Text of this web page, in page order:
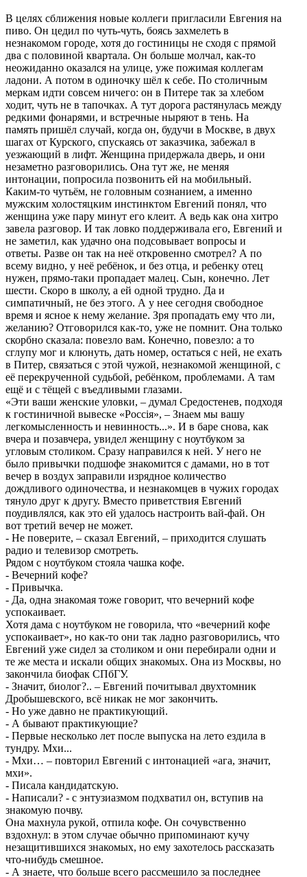
В целях сближения новые коллеги пригласили Евгения на
пиво. Он цедил по чуть-чуть, боясь захмелеть в
незнакомом городе, хотя до гостиницы не сходя с прямой
два с половиной квартала. Он больше молчал, как-то
неожиданно оказался на улице, уже пожимая коллегам
ладони. А потом в одиночку шёл к себе. По столичным
меркам идти совсем ничего: он в Питере так за хлебом
ходит, чуть не в тапочках. А тут дорога растянулась между
редкими фонарями, и встречные ныряют в тень. На
память пришёл случай, когда он, будучи в Москве, в двух
шагах от Курского, спускаясь от заказчика, забежал в
уезжающий в лифт. Женщина придержала дверь, и они
незаметно разговорились. Она тут же, не меняя
интонации, попросила позвонить ей на мобильный.
Каким-то чутьём, не головным сознанием, а именно
мужским холостяцким инстинктом Евгений понял, что
женщина уже пару минут его клеит. А ведь как она хитро
завела разговор. И так ловко поддерживала его, Евгений и
не заметил, как удачно она подсовывает вопросы и
ответы. Разве он так на неё откровенно смотрел? А по
всему видно, у неё ребёнок, и без отца, и ребенку отец
нужен, прямо-таки пропадает малец. Сын, конечно. Лет
шести. Скоро в школу, а ей одной трудно. Да и
симпатичный, не без этого. А у нее сегодня свободное
время и ясное к нему желание. Зря пропадать ему что ли,
желанию? Отговорился как-то, уже не помнит. Она только
скорбно сказала: повезло вам. Конечно, повезло: а то
сглупу мог и клюнуть, дать номер, остаться с ней, не ехать
в Питер, связаться с этой чужой, незнакомой женщиной, с
её перекрученной судьбой, ребёнком, проблемами. А там
ещё и с тёщей с въедливыми глазами.
«Эти ваши женские уловки, – думал Средостенев, подходя
к гостиничной вывеске «Россiя», – Знаем мы вашу
легкомысленность и невинность...». И в баре снова, как
вчера и позавчера, увидел женщину с ноутбуком за
угловым столиком. Сразу направился к ней. У него не
было привычки подшофе знакомится с дамами, но в тот
вечер в воздух заправили изрядное количество
дождливого одиночества, и незнакомцев в чужих городах
тянуло друг к другу. Вместо приветствия Евгений
поудивлялся, как это ей удалось настроить вай-фай. Он
вот третий вечер не может.
- Не поверите, – сказал Евгений, – приходится слушать
радио и телевизор смотреть.
Рядом с ноутбуком стояла чашка кофе.
- Вечерний кофе?
- Привычка.
- Да, одна знакомая тоже говорит, что вечерний кофе
успокаивает.
Хотя дама с ноутбуком не говорила, что «вечерний кофе
успокаивает», но как-то они так ладно разговорились, что
Евгений уже сидел за столиком и они перебирали одни и
те же места и искали общих знакомых. Она из Москвы, но
закончила биофак СПбГУ.
- Значит, биолог?.. – Евгений почитывал двухтомник
Дробышевского, всё никак не мог закончить.
- Но уже давно не практикующий.
- А бывают практикующие?
- Первые несколько лет после выпуска на лето ездила в
тундру. Мхи...
- Мхи… – повторил Евгений с интонацией «ага, значит,
мхи».
- Писала кандидатскую.
- Написали? - с энтузиазмом подхватил он, вступив на
знакомую почву.
Она махнула рукой, отпила кофе. Он сочувственно
вздохнул: в этом случае обычно припоминают кучу
незащитившихся знакомых, но ему захотелось рассказать
что-нибудь смешное.
- А знаете, что больше всего рассмешило за последнее